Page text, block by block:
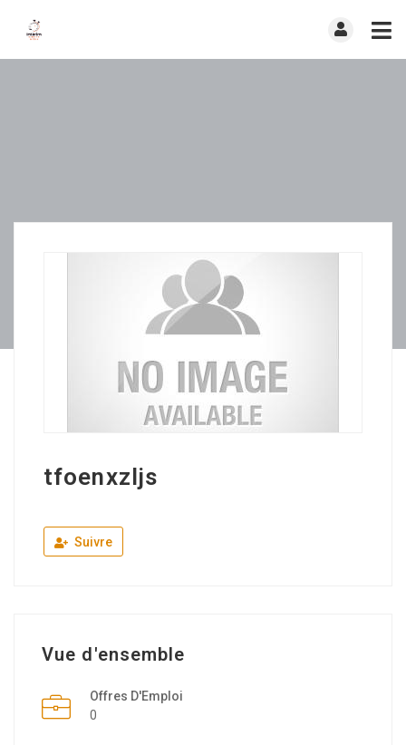
tfoenxzljs
Suivre
Vue d'ensemble
Offres D'Emploi
0